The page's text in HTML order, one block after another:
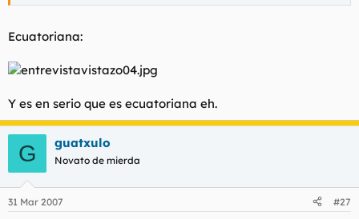
Ecuatoriana:
Y es en serio que es ecuatoriana eh.
G guatxulo
Novato de mierda
31 Mar 2007 #27